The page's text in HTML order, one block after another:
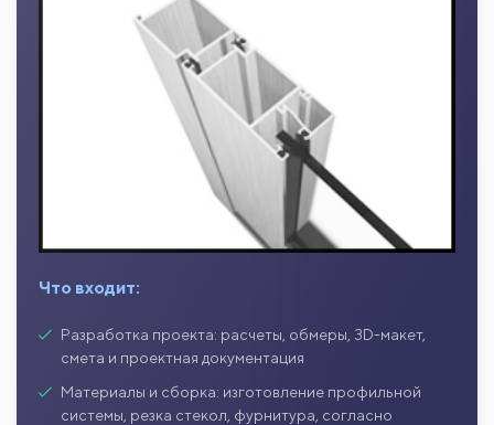
Что входит:
Разработка проекта: расчеты, обмеры, 3D-макет,
смета и проектная документация
Материалы и сборка: изготовление профильной
системы, резка стекол, фурнитура, согласно